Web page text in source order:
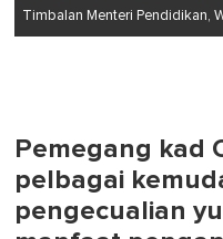
Timbalan Menteri Pendidikan,
Pemegang kad
pelbagai
pengecualian